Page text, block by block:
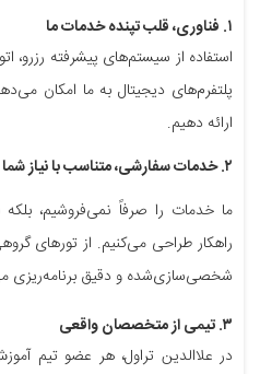
۱. فناوری، قلب تپنده خدمات ما
استفاده از سیستم‌های پیشرفته رزرو،
پلتفرم‌های دیجیتال به ما امکان
ارائه دهیم.
۲. خدمات سفارشی، متناسب با نیاز شما
ما خدمات را صرفاً نمی‌فروشیم،
شخصی‌سازی‌شده و دقیق برنامه‌ریزی
۳. تیمی از متخصصان واقعی
در علاالدین تراول، هر عضو تیم